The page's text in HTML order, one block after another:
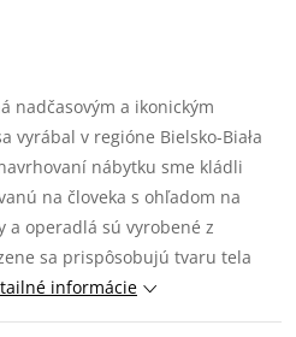
nadčasovým a ikonickým
vyrábal v regióne Bielsko-Biała
nábytku sme kládli
na človeka s ohľadom na
a operadlá sú vyrobené z
sa prispôsobujú tvaru tela
informácie